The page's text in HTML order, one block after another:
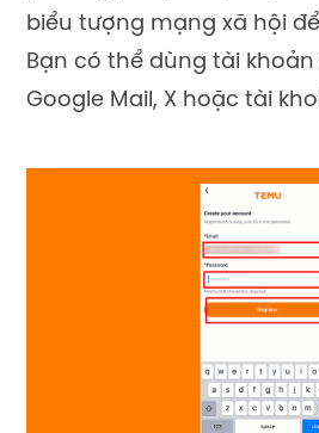
biểu tượng mạng xã hội
Bạn có thể dùng tài khoản
Google Mail, X hoặc tài